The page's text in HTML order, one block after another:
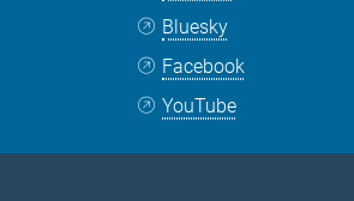
Bluesky
Facebook
YouTube